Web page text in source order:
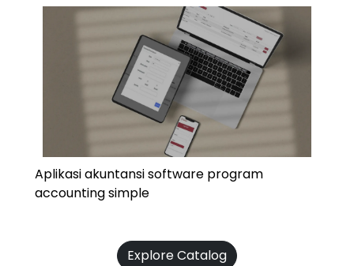
Aplikasi akuntansi software program
accounting simple
Explore Catalog